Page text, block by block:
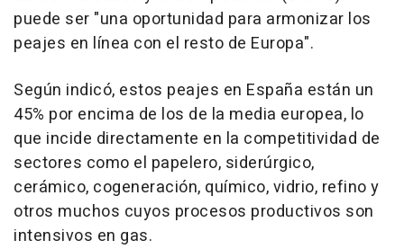
puede ser "una oportunidad para armonizar los
peajes en línea con el resto de Europa".
Según indicó, estos peajes en España están un
45% por encima de los de la media europea, lo
que incide directamente en la competitividad de
sectores como el papelero, siderúrgico,
cerámico, cogeneración, químico, vidrio, refino y
otros muchos cuyos procesos productivos son
intensivos en gas.